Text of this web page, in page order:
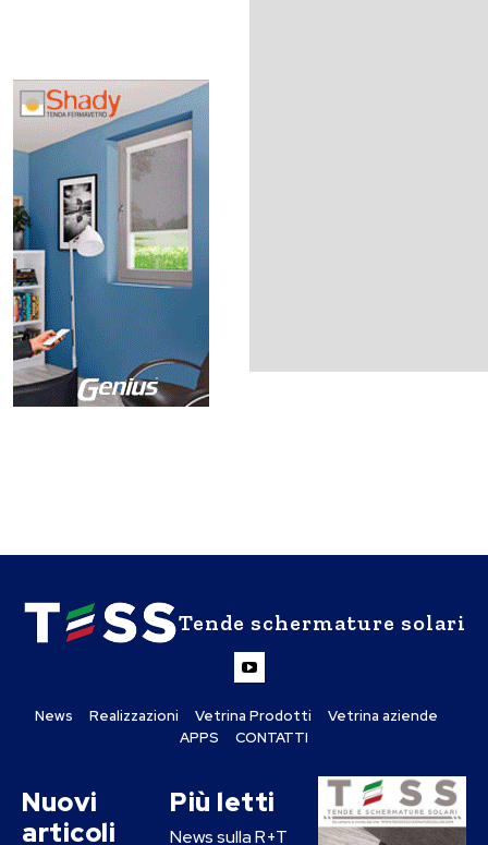
Tende schermature solari
News Realizzazioni Vetrina Prodotti
Vetrina aziende
APPS
CONTATTI
Nuovi
articoli
Più letti
News sulla R+T